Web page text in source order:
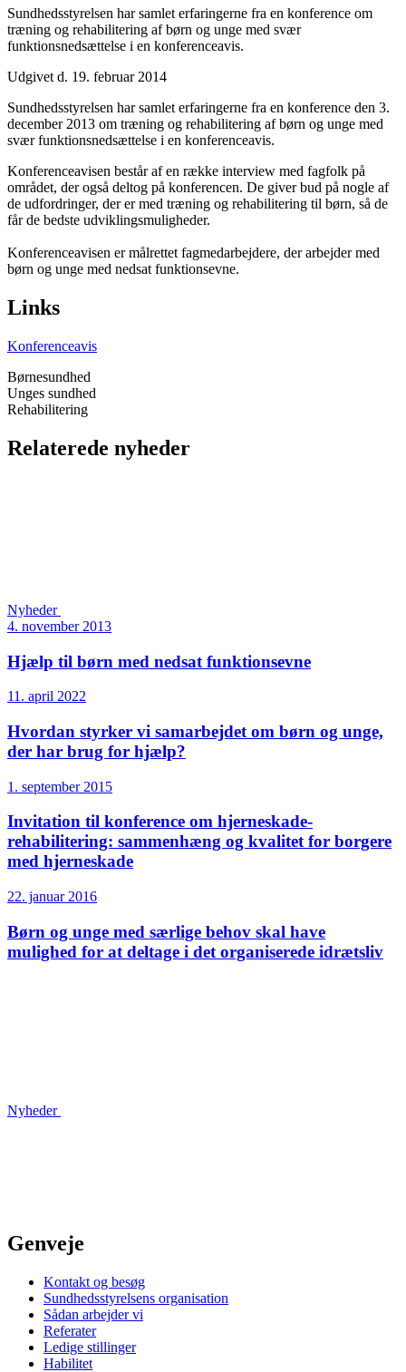
Sundhedsstyrelsen har samlet erfaringerne fra en konference om
træning og rehabilitering af børn og unge med svær
funktionsnedsættelse i en konferenceavis.
Udgivet d. 19. februar 2014
Sundhedsstyrelsen har samlet erfaringerne fra en konference den 3.
december 2013 om træning og rehabilitering af børn og unge med
svær funktionsnedsættelse i en konferenceavis.
Konferenceavisen består af en række interview med fagfolk på
området, der også deltog på konferencen. De giver bud på nogle af
de udfordringer, der er med træning og rehabilitering til børn, så de
får de bedste udviklingsmuligheder.
Konferenceavisen er målrettet fagmedarbejdere, der arbejder med
børn og unge med nedsat funktionsevne.
Links
Konferenceavis
Børnesundhed
Unges sundhed
Rehabilitering
Relaterede nyheder
Nyheder
4. november 2013
Hjælp til børn med nedsat funktionsevne
11. april 2022
Hvordan styrker vi samarbejdet om børn og unge,
der har brug for hjælp?
1. september 2015
Invitation til konference om hjerneskade­
rehabilitering: sammenhæng og kvalitet for borgere
med hjerneskade
22. januar 2016
Børn og unge med særlige behov skal have
mulighed for at deltage i det organiserede idrætsliv
Nyheder
Genveje
Kontakt og besøg
Sundhedsstyrelsens organisation
Sådan arbejder vi
Referater
Ledige stillinger
Habilitet